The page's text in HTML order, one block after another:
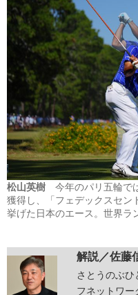
松山英樹 今年のパリ五輪で
獲得し、「フェデックスセン
挙げた日本のエース。世界ラ
解説／佐藤
さとうのぶ
フネットワー